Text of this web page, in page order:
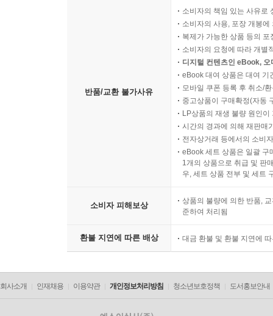
반품/교환 불가사유
소비자의 책임 있는 사유로
소비자의 사용, 포장 개봉
복제가 가능한 상품 등의
소비자의 요청에 따라 개별
디지털 컨텐츠인 eBook,
eBook 대여 상품은 대여 기
모바일 쿠폰 등록 후 취소/
중고상품이 구매확정(자동
LP상품의 재생 불량 원인
시간의 경과에 의해 재판매
전자상거래 등에서의 소비
eBook 세트 상품은 일괄 구
1개의 상품으로 취급 및 판
우, 세트 상품 전부 및 세트
소비자 피해보상
상품의 불량에 의한 반품,
준하여 처리됨
환불 지연에 따른 배상 대금 환불 및 환불 지연에
회사소개 인재채용 이용약관 개인정보처리방침 청소년보호정책 도서홍보안내